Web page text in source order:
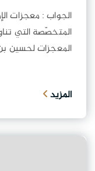
الجواب : معجزات
المتخصّصة التي
المعجزات لحسين
المزيد